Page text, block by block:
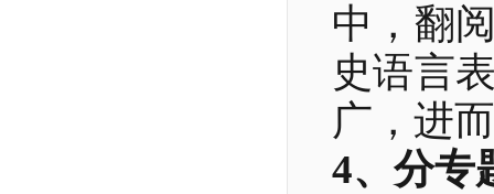
中，翻
史语言
广，进
4、分专